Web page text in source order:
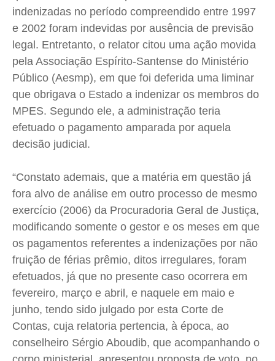
indenizadas no período compreendido entre 1997
e 2002 foram indevidas por ausência de previsão
legal. Entretanto, o relator citou uma ação movida
pela Associação Espírito-Santense do Ministério
Público (Aesmp), em que foi deferida uma liminar
que obrigava o Estado a indenizar os membros do
MPES. Segundo ele, a administração teria
efetuado o pagamento amparada por aquela
decisão judicial.
“Constato ademais, que a matéria em questão já
fora alvo de análise em outro processo de mesmo
exercício (2006) da Procuradoria Geral de Justiça,
modificando somente o gestor e os meses em que
os pagamentos referentes a indenizações por não
fruição de férias prêmio, ditos irregulares, foram
efetuados, já que no presente caso ocorrera em
fevereiro, março e abril, e naquele em maio e
junho, tendo sido julgado por esta Corte de
Contas, cuja relatoria pertencia, à época, ao
conselheiro Sérgio Aboudib, que acompanhando o